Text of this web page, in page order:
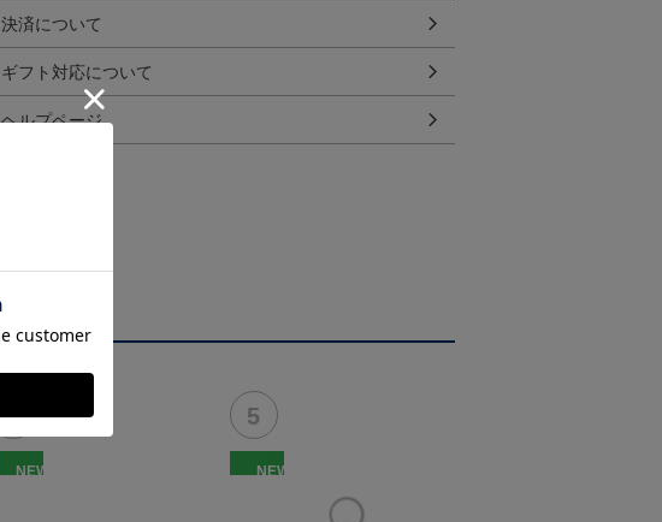
決済について
ギフト対応について
ヘルプページ
NEW NEW